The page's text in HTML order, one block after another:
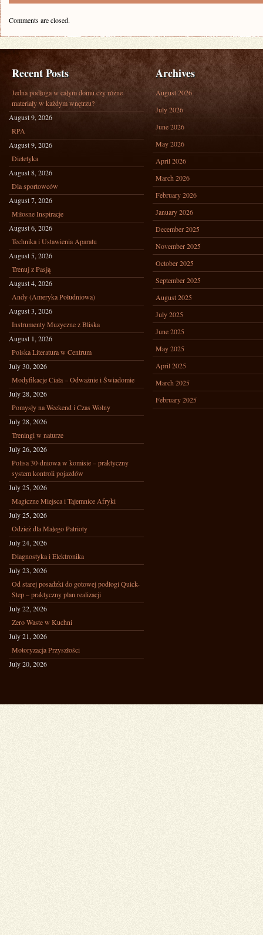
Comments are closed.
Recent Posts
Jedna podłoga w całym domu czy różne
materiały w każdym wnętrzu?
August 9, 2026
RPA
August 9, 2026
Dietetyka
August 8, 2026
Dla sportowców
August 7, 2026
Miłosne Inspiracje
August 6, 2026
Technika i Ustawienia Aparatu
August 5, 2026
Trenuj z Pasją
August 4, 2026
Andy (Ameryka Południowa)
August 3, 2026
Instrumenty Muzyczne z Bliska
August 1, 2026
Polska Literatura w Centrum
July 30, 2026
Modyfikacje Ciała – Odważnie i Świadomie
July 28, 2026
Pomysły na Weekend i Czas Wolny
July 28, 2026
Treningi w naturze
July 26, 2026
Polisa 30-dniowa w komisie – praktyczny
system kontroli pojazdów
July 25, 2026
Magiczne Miejsca i Tajemnice Afryki
July 25, 2026
Odzież dla Małego Patrioty
July 24, 2026
Diagnostyka i Elektronika
July 23, 2026
Od starej posadzki do gotowej podłogi Quick-
Step – praktyczny plan realizacji
July 22, 2026
Zero Waste w Kuchni
July 21, 2026
Motoryzacja Przyszłości
July 20, 2026
Archives
August 2026
July 2026
June 2026
May 2026
April 2026
March 2026
February 2026
January 2026
December 2025
November 2025
October 2025
September 2025
August 2025
July 2025
June 2025
May 2025
April 2025
March 2025
February 2025